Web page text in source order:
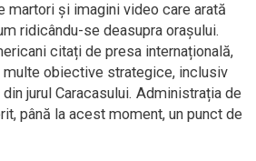
martori și imagini video care arată
ridicându-se deasupra orașului.
citați de presa internațională,
obiective strategice, inclusiv
jurul Caracasului. Administrația de
până la acest moment, un punct de